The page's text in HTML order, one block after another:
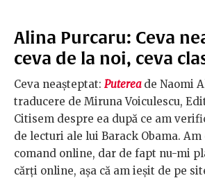
Alina Purcaru: Ceva
ceva de la noi, ceva
Ceva neașteptat: Puterea de Naomi
traducere de Miruna Voiculescu,
Citisem despre ea după ce am
de lecturi ale lui Barack Obama. Am
comand online, dar de fapt nu-mi
cărți online, așa că am ieșit de pe